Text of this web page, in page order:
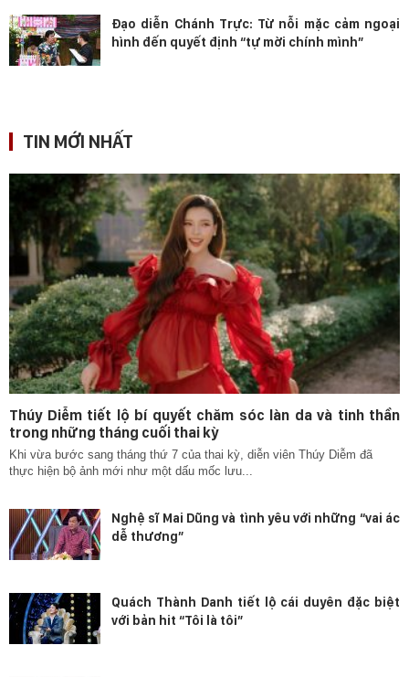
Đạo diễn Chánh Trực: Từ nỗi mặc cảm ngoại
hình đến quyết định “tự mời chính mình”
TIN MỚI NHẤT
Thúy Diễm tiết lộ bí quyết chăm sóc làn da và tinh thần
trong những tháng cuối thai kỳ
Khi vừa bước sang tháng thứ 7 của thai kỳ, diễn viên Thúy Diễm đã
thực hiện bộ ảnh mới như một dấu mốc lưu...
Nghệ sĩ Mai Dũng và tình yêu với những “vai ác
dễ thương”
Quách Thành Danh tiết lộ cái duyên đặc biệt
với bản hit “Tôi là tôi”